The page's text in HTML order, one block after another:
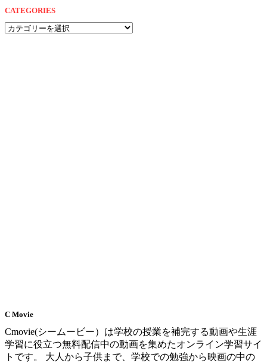
CATEGORIES
CATEGORIES
C Movie
Cmovie(シームービー）は学校の授業を補完する動画や生涯
学習に役立つ無料配信中の動画を集めたオンライン学習サイ
トです。 大人から子供まで、学校での勉強から映画の中の